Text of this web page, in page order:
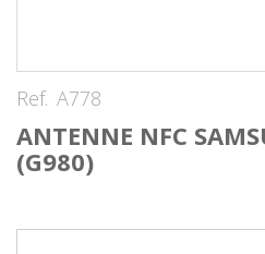
Ref. A778
ANTENNE NFC
(G980)